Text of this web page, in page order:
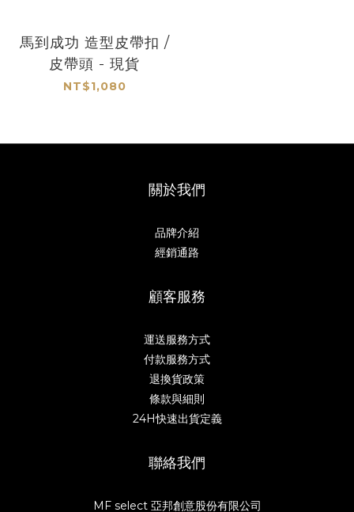
馬到成功 造型皮帶扣 /
皮帶頭 - 現貨
NT$1,080
關於我們
品牌介紹
經銷通路
顧客服務
運送服務方式
付款服務方式
退換貨政策
條款與細則
24H快速出貨定義
聯絡我們
MF select 亞邦創意股份有限公司